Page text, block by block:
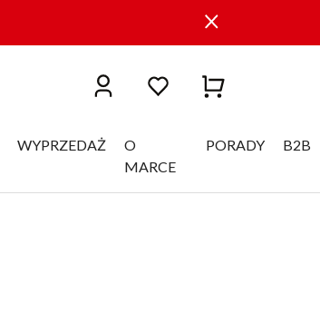
WYPRZEDAŻ
O
MARCE
PORADY B2B